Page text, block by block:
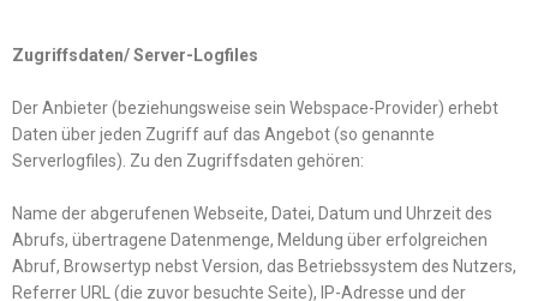
Zugriffsdaten/ Server-Logfiles
Der Anbieter (beziehungsweise sein Webspace-Provider) erhebt
Daten über jeden Zugriff auf das Angebot (so genannte
Serverlogfiles). Zu den Zugriffsdaten gehören:
Name der abgerufenen Webseite, Datei, Datum und Uhrzeit des
Abrufs, übertragene Datenmenge, Meldung über erfolgreichen
Abruf, Browsertyp nebst Version, das Betriebssystem des Nutzers,
Referrer URL (die zuvor besuchte Seite), IP-Adresse und der